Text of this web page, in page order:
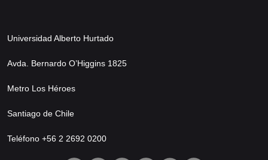
Universidad Alberto Hurtado
Avda. Bernardo O’Higgins 1825
Metro Los Héroes
Santiago de Chile
Teléfono +56 2 2692 0200